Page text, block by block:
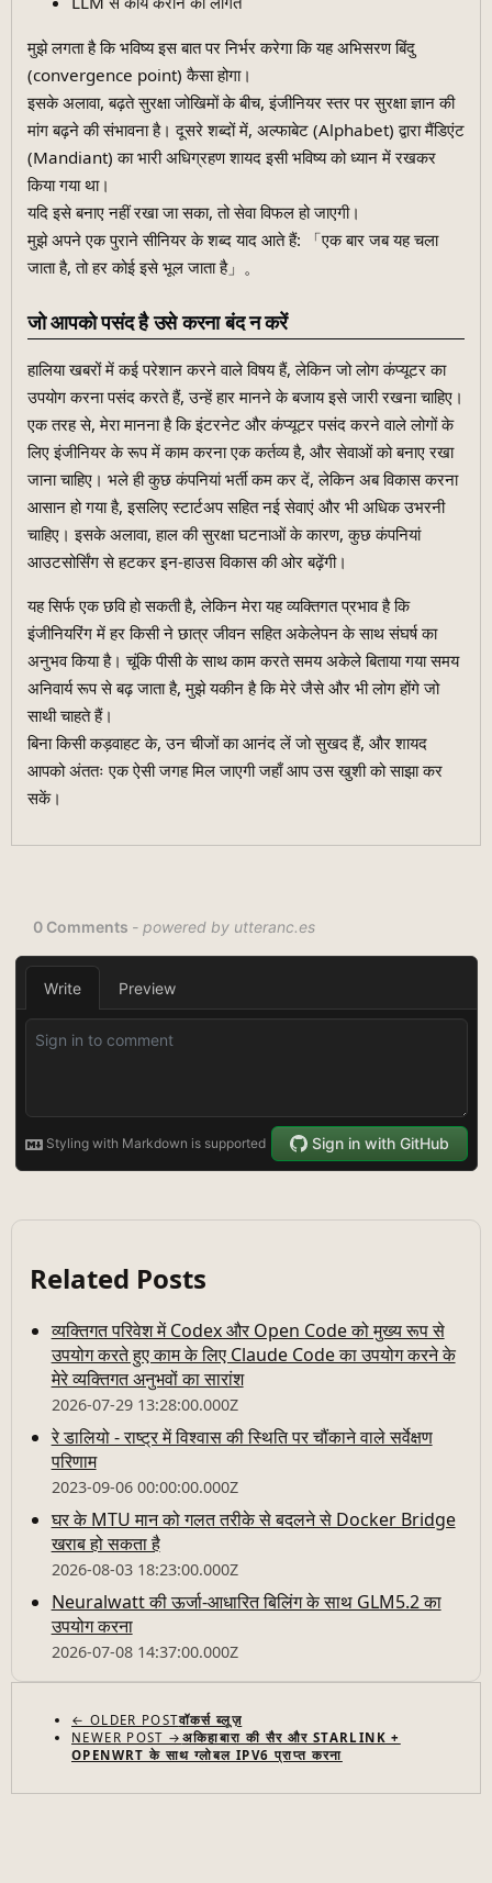
मुझे लगता है कि भविष्य इस बात पर निर्भर करेगा कि यह अभिसरण बिंदु
(convergence point) कैसा होगा।
इसके अलावा, बढ़ते सुरक्षा जोखिमों के बीच, इंजीनियर स्तर पर सुरक्षा ज्ञान की
मांग बढ़ने की संभावना है। दूसरे शब्दों में, अल्फाबेट (Alphabet) द्वारा मैंडिएंट
(Mandiant) का भारी अधिग्रहण शायद इसी भविष्य को ध्यान में रखकर
किया गया था।
यदि इसे बनाए नहीं रखा जा सका, तो सेवा विफल हो जाएगी।
मुझे अपने एक पुराने सीनियर के शब्द याद आते हैं: 「एक बार जब यह चला
जाता है, तो हर कोई इसे भूल जाता है」。
जो आपको पसंद है उसे करना बंद न करें
हालिया खबरों में कई परेशान करने वाले विषय हैं, लेकिन जो लोग कंप्यूटर का
उपयोग करना पसंद करते हैं, उन्हें हार मानने के बजाय इसे जारी रखना चाहिए।
एक तरह से, मेरा मानना है कि इंटरनेट और कंप्यूटर पसंद करने वाले लोगों के
लिए इंजीनियर के रूप में काम करना एक कर्तव्य है, और सेवाओं को बनाए रखा
जाना चाहिए। भले ही कुछ कंपनियां भर्ती कम कर दें, लेकिन अब विकास करना
आसान हो गया है, इसलिए स्टार्टअप सहित नई सेवाएं और भी अधिक उभरनी
चाहिए। इसके अलावा, हाल की सुरक्षा घटनाओं के कारण, कुछ कंपनियां
आउटसोर्सिंग से हटकर इन-हाउस विकास की ओर बढ़ेंगी।
यह सिर्फ एक छवि हो सकती है, लेकिन मेरा यह व्यक्तिगत प्रभाव है कि
इंजीनियरिंग में हर किसी ने छात्र जीवन सहित अकेलेपन के साथ संघर्ष का
अनुभव किया है। चूंकि पीसी के साथ काम करते समय अकेले बिताया गया समय
अनिवार्य रूप से बढ़ जाता है, मुझे यकीन है कि मेरे जैसे और भी लोग होंगे जो
साथी चाहते हैं।
बिना किसी कड़वाहट के, उन चीजों का आनंद लें जो सुखद हैं, और शायद
आपको अंततः एक ऐसी जगह मिल जाएगी जहाँ आप उस खुशी को साझा कर
सकें।
Related Posts
व्यक्तिगत परिवेश में Codex और Open Code को मुख्य रूप से
उपयोग करते हुए काम के लिए Claude Code का उपयोग करने के
मेरे व्यक्तिगत अनुभवों का सारांश
2026-07-29 13:28:00.000Z
रे डालियो - राष्ट्र में विश्वास की स्थिति पर चौंकाने वाले सर्वेक्षण
परिणाम
2023-09-06 00:00:00.000Z
घर के MTU मान को गलत तरीके से बदलने से Docker Bridge
खराब हो सकता है
2026-08-03 18:23:00.000Z
Neuralwatt की ऊर्जा-आधारित बिलिंग के साथ GLM5.2 का
उपयोग करना
2026-07-08 14:37:00.000Z
← OLDER POSTवॉकर्स ब्लूज़
NEWER POST → अकिहाबारा की सैर और STARLINK +
OPENWRT के साथ ग्लोबल IPV6 प्राप्त करना